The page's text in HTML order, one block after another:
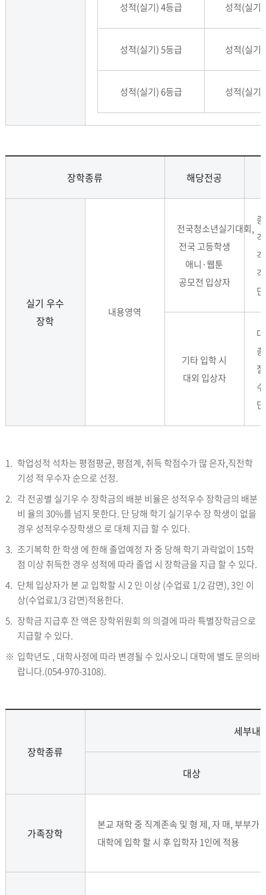
성적(실기) 4등급 성적(실기
성적(실기) 5등급 성적(실기
성적(실기) 6등급 성적(실기
장학종류 해당전공
실기 우수
장학
내용영역
전국청소년실기대회,
전국 고등학생
애니·웹툰
공모전 입상자
기타 입학 시
대외 입상자
1. 학업성적 석차는 평점평균, 평점계, 취득 학점수가 많 은자,직전학
기성 적 우수자 순으로 선정.
2. 각 전공별 실기우 수 장학금의 배분 비율은 성적우수 장학금의 배분
비 율의 30%를 넘지 못한다. 단 당해 학기 실기우수 장 학생이 없을
경우 성적우수장학생으 로 대체 지급 할 수 있다.
3. 조기복학 한 학생 에 한해 졸업예정 자 중 당해 학기 과락없이 15학
점 이상 취득한 경우 성적에 따라 졸업 시 장학금을 지급 할 수 있다.
4. 단체 입상자가 본 교 입학할 시 2 인 이상 (수업료 1/2 감면), 3인 이
상(수업료1/3 감면)적용한다.
5. 장학금 지급후 잔 액은 장학위원회 의 의결에 따라 특별장학금으로
지급할 수 있다.
※ 입학년도 , 대학사정에 따라 변경될 수 있사오니 대학에 별도 문의바
랍니다.(054-970-3108).
장학종류
세부내
대상
가족장학
본교 재학 중 직계존속 및 형 제, 자 매, 부부가
대학에 입학 할 시 후 입학자 1인에 적용